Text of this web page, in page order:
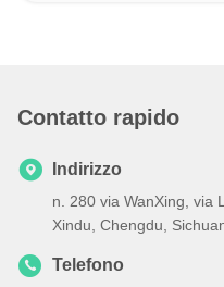
Contatto rapido
Indirizzo
n. 280 via WanXing, via
Xindu, Chengdu,
Telefono